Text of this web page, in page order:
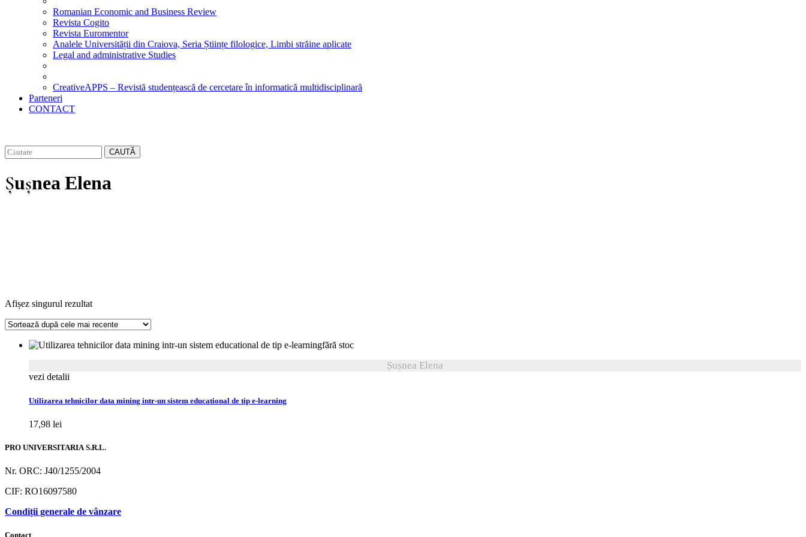
Romanian Economic and Business Review
Revista Cogito
Revista Euromentor
Analele Universității din Craiova, Seria Științe filologice, Limbi străine aplicate
Legal and administrative Studies
CreativeAPPS – Revistă studențească de cercetare în informatică multidisciplinară
Parteneri
CONTACT
CAUTĂ
Șușnea Elena
Afișez singurul rezultat
fără stoc
Șușnea Elena
vezi detalii
Utilizarea tehnicilor data mining intr-un sistem educational de tip e-learning
17,98 lei
PRO UNIVERSITARIA S.R.L.
Nr. ORC: J40/1255/2004
CIF: RO16097580
Condiții generale de vânzare